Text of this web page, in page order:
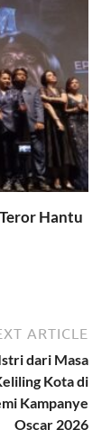
Hantu
ARTICLE
dari Masa
Kota di
Kampanye
Oscar 2026